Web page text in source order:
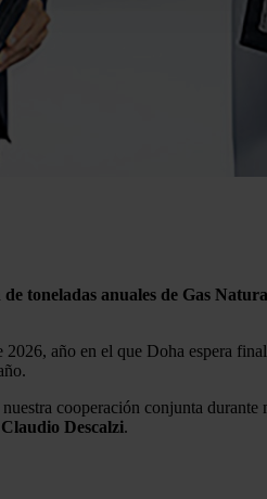
pueden combinarla con otra
de sus servicios.
toneladas anuales de Gas
año en el que Doha espera
cooperación conjunta
Claudio Descalzi.